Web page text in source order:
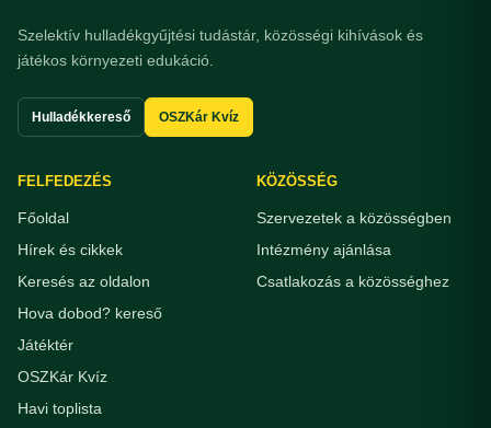
Szelektív hulladékgyűjtési tudástár, közösségi kihívások és
játékos környezeti edukáció.
Hulladékkereső OSZKár Kvíz
FELFEDEZÉS
Főoldal
Hírek és cikkek
Keresés az oldalon
Hova dobod? kereső
Játéktér
OSZKár Kvíz
Havi toplista
KÖZÖSSÉG
Szervezetek a közösségben
Intézmény ajánlása
Csatlakozás a közösséghez